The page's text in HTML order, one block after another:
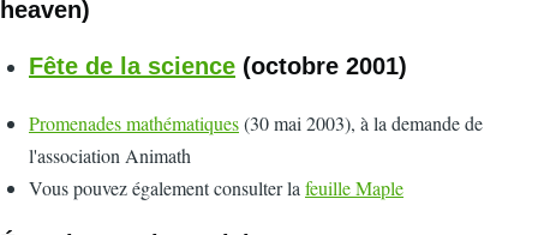
heaven)
Fête de la science (octobre 2001)
Promenades mathématiques(30 mai 2003), à la demande de
l'association Animath
Vous pouvez également consulter la feuille Maple